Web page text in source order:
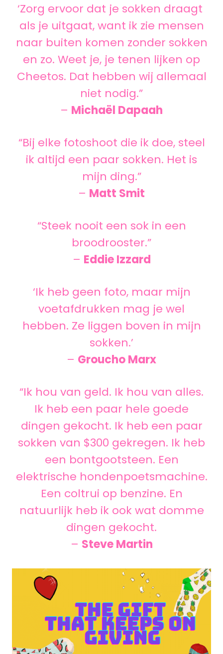
‘Zorg ervoor dat je sokken draagt ​​
als je uitgaat, want ik zie mensen
naar buiten komen zonder sokken
en zo. Weet je, je tenen lijken op
Cheetos. Dat hebben wij allemaal
niet nodig.”
– Michaël Dapaah
“Bij elke fotoshoot die ik doe, steel
ik altijd een paar sokken. Het is
mijn ding.”
– Matt Smit
“Steek nooit een sok in een
broodrooster.”
– Eddie Izzard
‘Ik heb geen foto, maar mijn
voetafdrukken mag je wel
hebben. Ze liggen boven in mijn
sokken.’
– Groucho Marx
“Ik hou van geld. Ik hou van alles.
Ik heb een paar hele goede
dingen gekocht. Ik heb een paar
sokken van $300 gekregen. Ik heb
een bontgootsteen. Een
elektrische hondenpoetsmachine.
Een coltrui op benzine. En
natuurlijk heb ik ook wat domme
dingen gekocht.
– Steve Martin